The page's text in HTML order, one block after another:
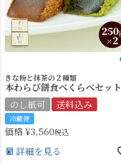
きな粉と抹茶の２種類
本わらび餅食べくらべセット
のし紙可
送料込み
冷蔵便
価格¥3,560税込
詳細を見る